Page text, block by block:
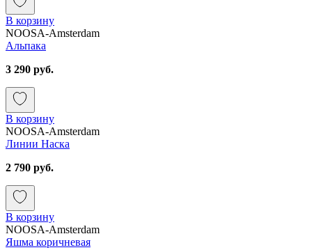
В корзину
NOOSA-Amsterdam
Альпака
3 290 руб.
В корзину
NOOSA-Amsterdam
Линии Наска
2 790 руб.
В корзину
NOOSA-Amsterdam
Яшма коричневая